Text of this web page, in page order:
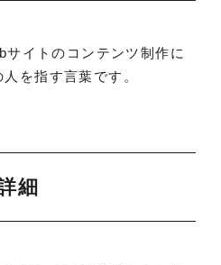
イトのコンテンツ制作に
を指す言葉です。
細